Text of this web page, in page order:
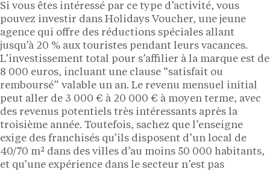
Si vous êtes intéressé par ce type d’activité, vous
pouvez investir dans Holidays Voucher, une jeune
agence qui offre des réductions spéciales allant
jusqu’à 20 % aux touristes pendant leurs vacances.
L’investissement total pour s’affilier à la marque est de
8 000 euros, incluant une clause “satisfait ou
remboursé” valable un an. Le revenu mensuel initial
peut aller de 3 000 € à 20 000 € à moyen terme, avec
des revenus potentiels très intéressants après la
troisième année. Toutefois, sachez que l’enseigne
exige des franchisés qu’ils disposent d’un local de
40/70 m² dans des villes d’au moins 50 000 habitants,
et qu’une expérience dans le secteur n’est pas